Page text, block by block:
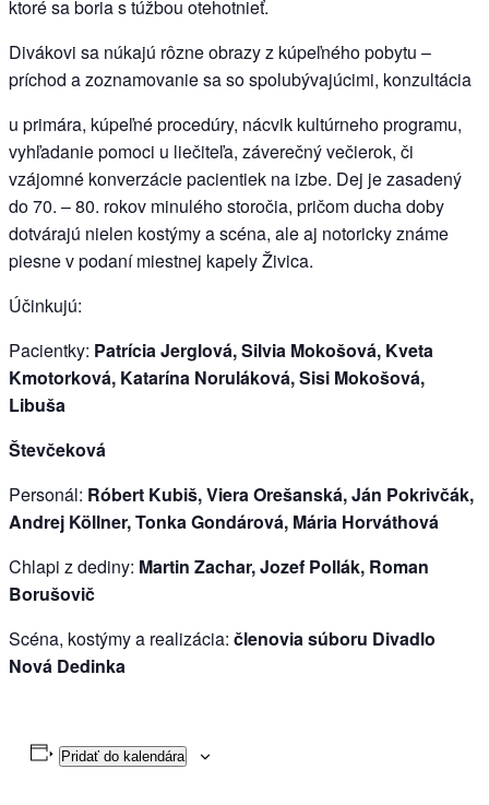
ktoré sa boria s túžbou otehotnieť.
Divákovi sa núkajú rôzne obrazy z kúpeľného pobytu –
príchod a zoznamovanie sa so spolubývajúcimi, konzultácia
u primára, kúpeľné procedúry, nácvik kultúrneho programu,
vyhľadanie pomoci u liečiteľa, záverečný večierok, či
vzájomné konverzácie pacientiek na izbe. Dej je zasadený
do 70. – 80. rokov minulého storočia, pričom ducha doby
dotvárajú nielen kostýmy a scéna, ale aj notoricky známe
piesne v podaní miestnej kapely Živica.
Účinkujú:
Pacientky: Patrícia Jerglová, Silvia Mokošová, Kveta
Kmotorková, Katarína Noruláková, Sisi Mokošová,
Libuša
Števčeková
Personál: Róbert Kubiš, Viera Orešanská, Ján Pokrivčák,
Andrej Köllner, Tonka Gondárová, Mária Horváthová
Chlapi z dediny: Martin Zachar, Jozef Pollák, Roman
Borušovič
Scéna, kostýmy a realizácia: členovia súboru Divadlo
Nová Dedinka
Pridať do kalendára